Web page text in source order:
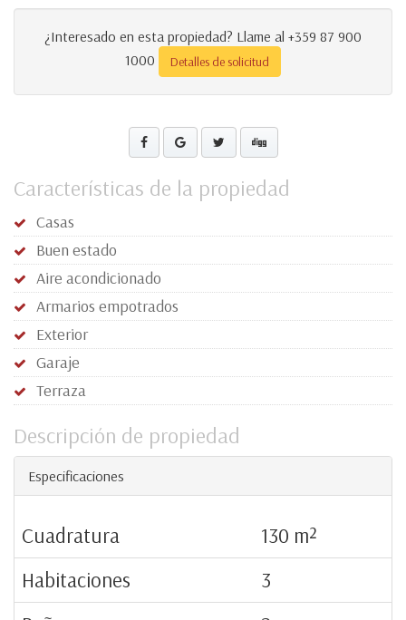
¿Interesado en esta propiedad? Llame al +359 87 900
1000
Detalles de solicitud
Características de la propiedad
Casas
Buen estado
Aire acondicionado
Armarios empotrados
Exterior
Garaje
Terraza
Descripción de propiedad
Especificaciones
Cuadratura
130 m²
Habitaciones
3